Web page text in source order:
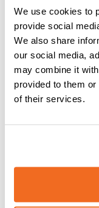
We use cookies to
provide social
We also share
our social media,
may combine it
provided to them
of their services.
CEA
NEUE
Mehr Informationen